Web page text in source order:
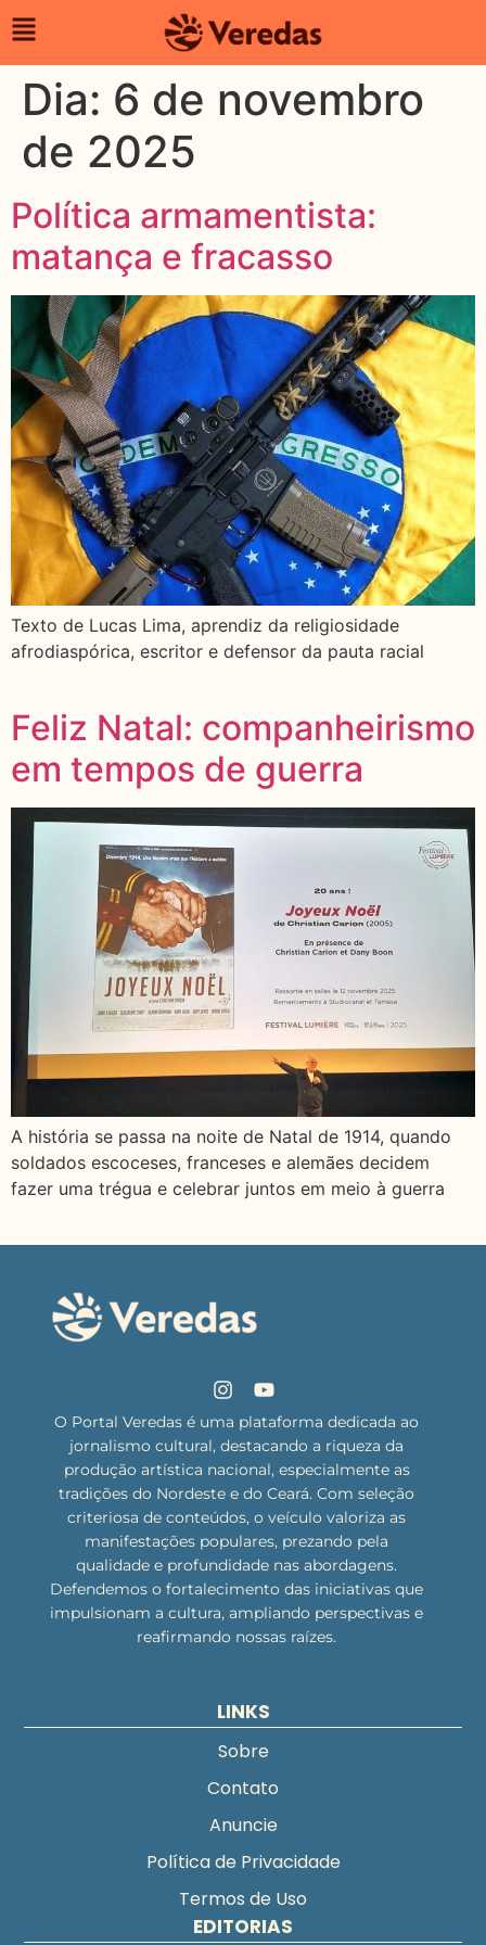
Dia: 6 de novembro
de 2025
Política armamentista:
matança e fracasso
Texto de Lucas Lima, aprendiz da religiosidade
afrodiaspórica, escritor e defensor da pauta racial
Feliz Natal: companheirismo
em tempos de guerra
A história se passa na noite de Natal de 1914, quando
soldados escoceses, franceses e alemães decidem
fazer uma trégua e celebrar juntos em meio à guerra
O Portal Veredas é uma plataforma dedicada ao
jornalismo cultural, destacando a riqueza da
produção artística nacional, especialmente as
tradições do Nordeste e do Ceará. Com seleção
criteriosa de conteúdos, o veículo valoriza as
manifestações populares, prezando pela
qualidade e profundidade nas abordagens.
Defendemos o fortalecimento das iniciativas que
impulsionam a cultura, ampliando perspectivas e
reafirmando nossas raízes.
LINKS
Sobre
Contato
Anuncie
Política de Privacidade
Termos de Uso
EDITORIAS